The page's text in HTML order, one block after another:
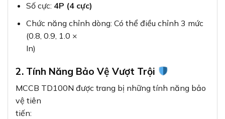
Số cực: 4P (4 cực)
Chức năng chỉnh dòng: Có thể điều chỉnh 3 mức
(0.8, 0.9, 1.0 ×
In)
2. Tính Năng Bảo Vệ Vượt Trội
MCCB TD100N được trang bị những tính năng bảo
vệ tiên
tiến: